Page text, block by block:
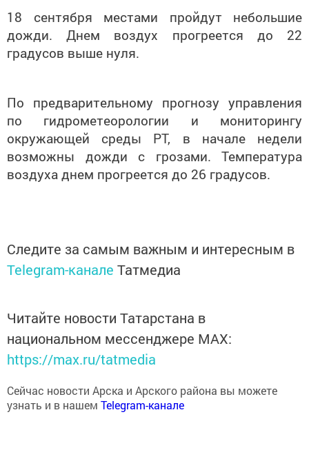
18 сентября местами пройдут небольшие
дожди. Днем воздух прогреется до 22
градусов выше нуля.
По предварительному прогнозу управления
по гидрометеорологии и мониторингу
окружающей среды РТ, в начале недели
возможны дожди с грозами. Температура
воздуха днем прогреется до 26 градусов.
Следите за самым важным и интересным в
Telegram-канале Татмедиа
Читайте новости Татарстана в
национальном мессенджере MАХ:
https://max.ru/tatmedia
Сейчас новости Арска и Арского района вы можете
узнать и в нашем Telegram-канале